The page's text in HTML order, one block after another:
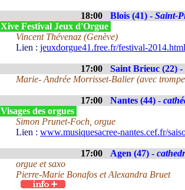
18:00 Blois (41) - Saint-
Xive Festival Jeux d'Orgue
Vincent Thévenaz (Genève)
Lien : jeuxdorgue41.free.fr/festival-2014.html
17:00 Saint Brieuc (22) -
Marie- Andrée Morrisset-Balier (avec
17:00 Nantes (44) -
Visages des orgues
Simon Prunet-Foch, orgue
Lien : www.musiquesacree-nantes.cef.fr/
17:00 Agen (47) -
orgue et saxo
Pierre-Marie Bonafos et Alexandra Bruet